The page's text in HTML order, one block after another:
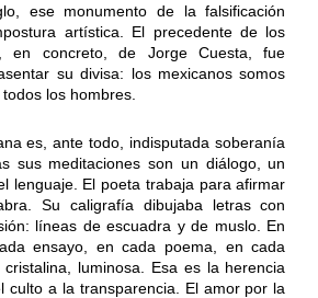
ese monumento de la falsificación
artística. El precedente de los
en concreto, de Jorge Cuesta, fue
su divisa: los mexicanos somos
los hombres.
es, ante todo, indisputada soberanía
sus meditaciones son un diálogo, un
lenguaje. El poeta trabaja para afirmar
Su caligrafía dibujaba letras con
líneas de escuadra y de muslo. En
ensayo, en cada poema, en cada
luminosa. Esa es la herencia
culto a la transparencia. El amor por la